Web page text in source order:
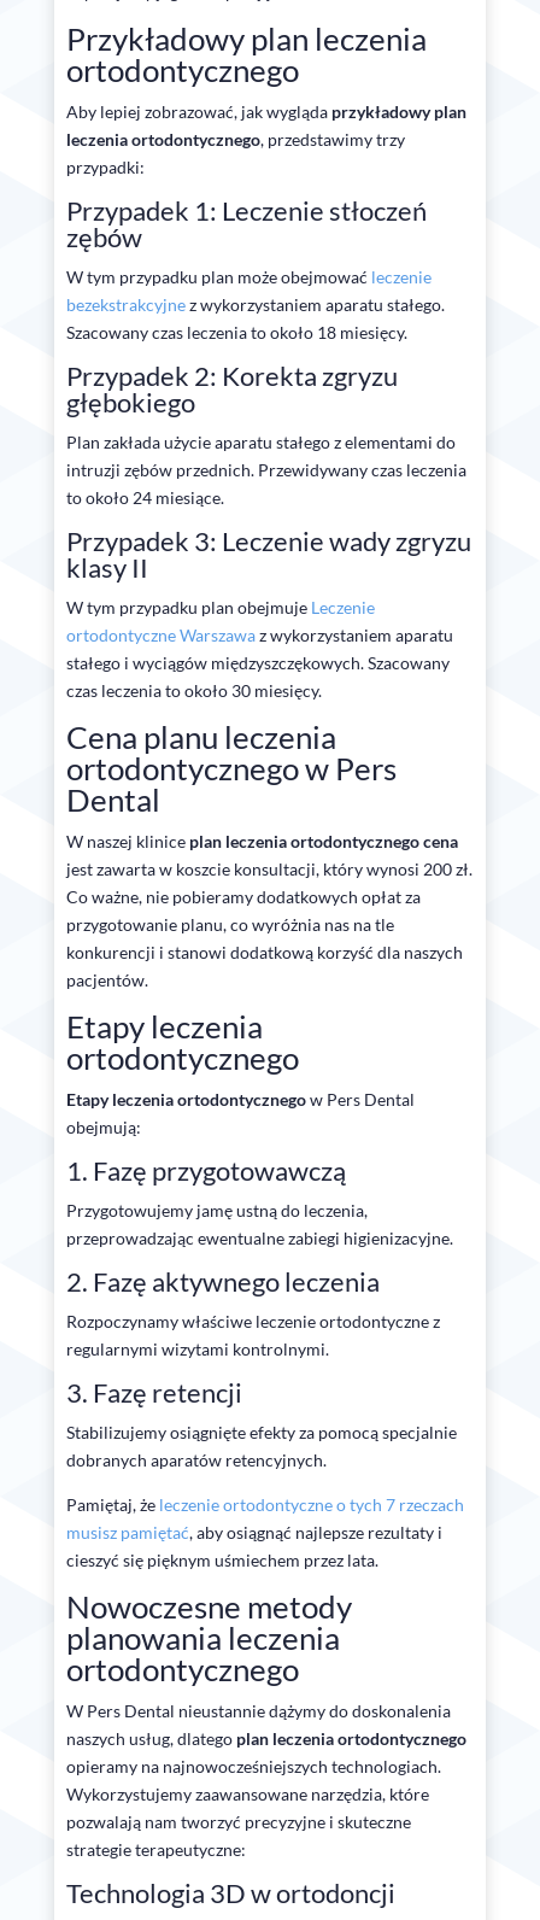
Przykładowy plan leczenia
ortodontycznego
Aby lepiej zobrazować, jak wygląda przykładowy plan
leczenia ortodontycznego, przedstawimy trzy
przypadki:
Przypadek 1: Leczenie stłoczeń
zębów
W tym przypadku plan może obejmować leczenie
bezekstrakcyjnez wykorzystaniem aparatu stałego.
Szacowany czas leczenia to około 18 miesięcy.
Przypadek 2: Korekta zgryzu
głębokiego
Plan zakłada użycie aparatu stałego z elementami do
intruzji zębów przednich. Przewidywany czas leczenia
to około 24 miesiące.
Przypadek 3: Leczenie wady zgryzu
klasy II
W tym przypadku plan obejmuje Leczenie
ortodontyczne Warszawaz wykorzystaniem aparatu
stałego i wyciągów międzyszczękowych. Szacowany
czas leczenia to około 30 miesięcy.
Cena planu leczenia
ortodontycznego w Pers
Dental
W naszej klinice plan leczenia ortodontycznego cena
jest zawarta w koszcie konsultacji, który wynosi 200 zł.
Co ważne, nie pobieramy dodatkowych opłat za
przygotowanie planu, co wyróżnia nas na tle
konkurencji i stanowi dodatkową korzyść dla naszych
pacjentów.
Etapy leczenia
ortodontycznego
Etapy leczenia ortodontycznegow Pers Dental
obejmują:
1. Fazę przygotowawczą
Przygotowujemy jamę ustną do leczenia,
przeprowadzając ewentualne zabiegi higienizacyjne.
2. Fazę aktywnego leczenia
Rozpoczynamy właściwe leczenie ortodontyczne z
regularnymi wizytami kontrolnymi.
3. Fazę retencji
Stabilizujemy osiągnięte efekty za pomocą specjalnie
dobranych aparatów retencyjnych.
Pamiętaj, że leczenie ortodontyczne o tych 7 rzeczach
musisz pamiętać, aby osiągnąć najlepsze rezultaty i
cieszyć się pięknym uśmiechem przez lata.
Nowoczesne metody
planowania leczenia
ortodontycznego
W Pers Dental nieustannie dążymy do doskonalenia
naszych usług, dlatego plan leczenia ortodontycznego
opieramy na najnowocześniejszych technologiach.
Wykorzystujemy zaawansowane narzędzia, które
pozwalają nam tworzyć precyzyjne i skuteczne
strategie terapeutyczne:
Technologia 3D w ortodoncji